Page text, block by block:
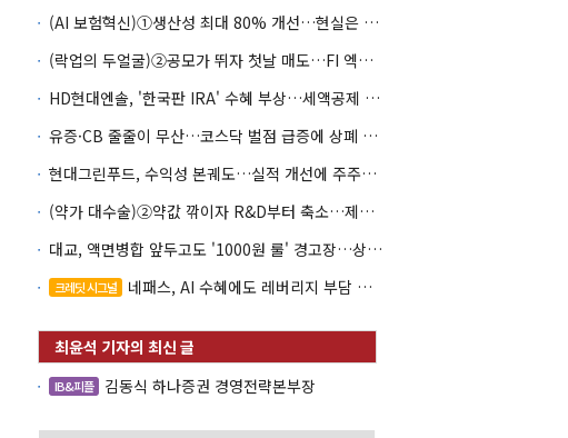
(AI 보험혁신)①생산성 최대 80% 개선…현실은 '실행 격차'
(락업의 두얼굴)②공모가 뛰자 첫날 매도…FI 엑시트 전략 갈렸다
HD현대엔솔, '한국판 IRA' 수혜 부상…세액공제 선택이 변수
유증·CB 줄줄이 무산…코스닥 벌점 급증에 상폐 압박
현대그린푸드, 수익성 본궤도…실적 개선에 주주환원까지
(약가 대수술)②약값 깎이자 R&D부터 축소…제약업계 비상경영 돌입
대교, 액면병합 앞두고도 '1000원 룰' 경고장…상장유지 시험대
크레딧 시그널 네패스, AI 수혜에도 레버리지 부담 여전
IB&피플 김동식 하나증권 경영전략본부장